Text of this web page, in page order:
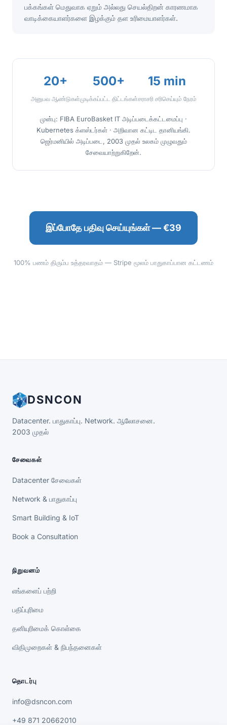
பக்கங்கள் மெதுவாக ஏறும் அல்லது செயல்திறன் காரணமாக
வாடிக்கையாளர்களை இழக்கும் தள உரிமையாளர்கள்.
20+
அனுபவ ஆண்டுகள்
500+
முடிக்கப்பட்ட திட்டங்கள்
15 min
சராசரி சரிசெய்யும் நேரம்
முன்பு: FIBA EuroBasket IT அடிப்படைக்கட்டமைப்பு ·
Kubernetes க்ளஸ்டர்கள் · அறிவான கட்டிட தானியங்கி.
ஜெர்மனியில் அடிப்படை, 2003 முதல் உலகம் முழுவதும்
சேவையாற்றுகிறேன்.
இப்போதே பதிவு செய்யுங்கள் — €39
100% பணம் திரும்ப உத்தரவாதம் — Stripe மூலம் பாதுகாப்பான கட்டணம்
DSNCON
Datacenter. பாதுகாப்பு. Network. ஆலோசனை.
2003 முதல்
சேவைகள்
Datacenter சேவைகள்
Network & பாதுகாப்பு
Smart Building & IoT
Book a Consultation
நிறுவனம்
எங்களைப் பற்றி
பதிப்புரிமை
தனியுரிமைக் கொள்கை
விதிமுறைகள் & நிபந்தனைகள்
தொடர்பு
info@dsncon.com
+49 871 20662010